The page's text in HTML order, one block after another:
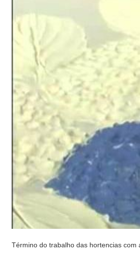
Término do trabalho das hortencias com